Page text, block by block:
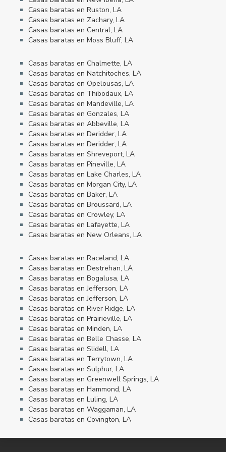
Casas baratas en Ruston, LA
Casas baratas en Zachary, LA
Casas baratas en Central, LA
Casas baratas en Moss Bluff, LA
Casas baratas en Chalmette, LA
Casas baratas en Natchitoches, LA
Casas baratas en Opelousas, LA
Casas baratas en Thibodaux, LA
Casas baratas en Mandeville, LA
Casas baratas en Gonzales, LA
Casas baratas en Abbeville, LA
Casas baratas en Deridder, LA
Casas baratas en Deridder, LA
Casas baratas en Shreveport, LA
Casas baratas en Pineville, LA
Casas baratas en Lake Charles, LA
Casas baratas en Morgan City, LA
Casas baratas en Baker, LA
Casas baratas en Broussard, LA
Casas baratas en Crowley, LA
Casas baratas en Lafayette, LA
Casas baratas en New Orleans, LA
Casas baratas en Raceland, LA
Casas baratas en Destrehan, LA
Casas baratas en Bogalusa, LA
Casas baratas en Jefferson, LA
Casas baratas en Jefferson, LA
Casas baratas en River Ridge, LA
Casas baratas en Prairieville, LA
Casas baratas en Minden, LA
Casas baratas en Belle Chasse, LA
Casas baratas en Slidell, LA
Casas baratas en Terrytown, LA
Casas baratas en Sulphur, LA
Casas baratas en Greenwell Springs, LA
Casas baratas en Hammond, LA
Casas baratas en Luling, LA
Casas baratas en Waggaman, LA
Casas baratas en Covington, LA